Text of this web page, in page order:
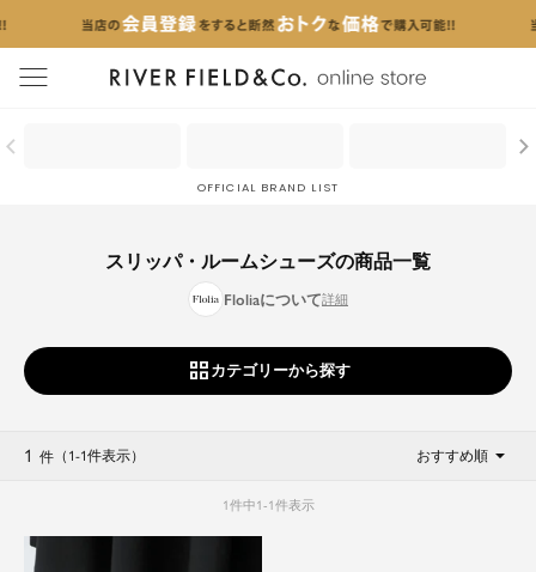
menu
OFFICIAL BRAND LIST
スリッパ・ルームシューズの商品一覧
Floliaについて
カテゴリーから探す
1 件 （1-1件表示） おすすめ順
1件中1-1件表示